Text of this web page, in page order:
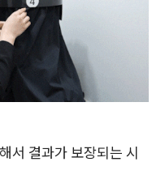
서 결과가 보장되는 시